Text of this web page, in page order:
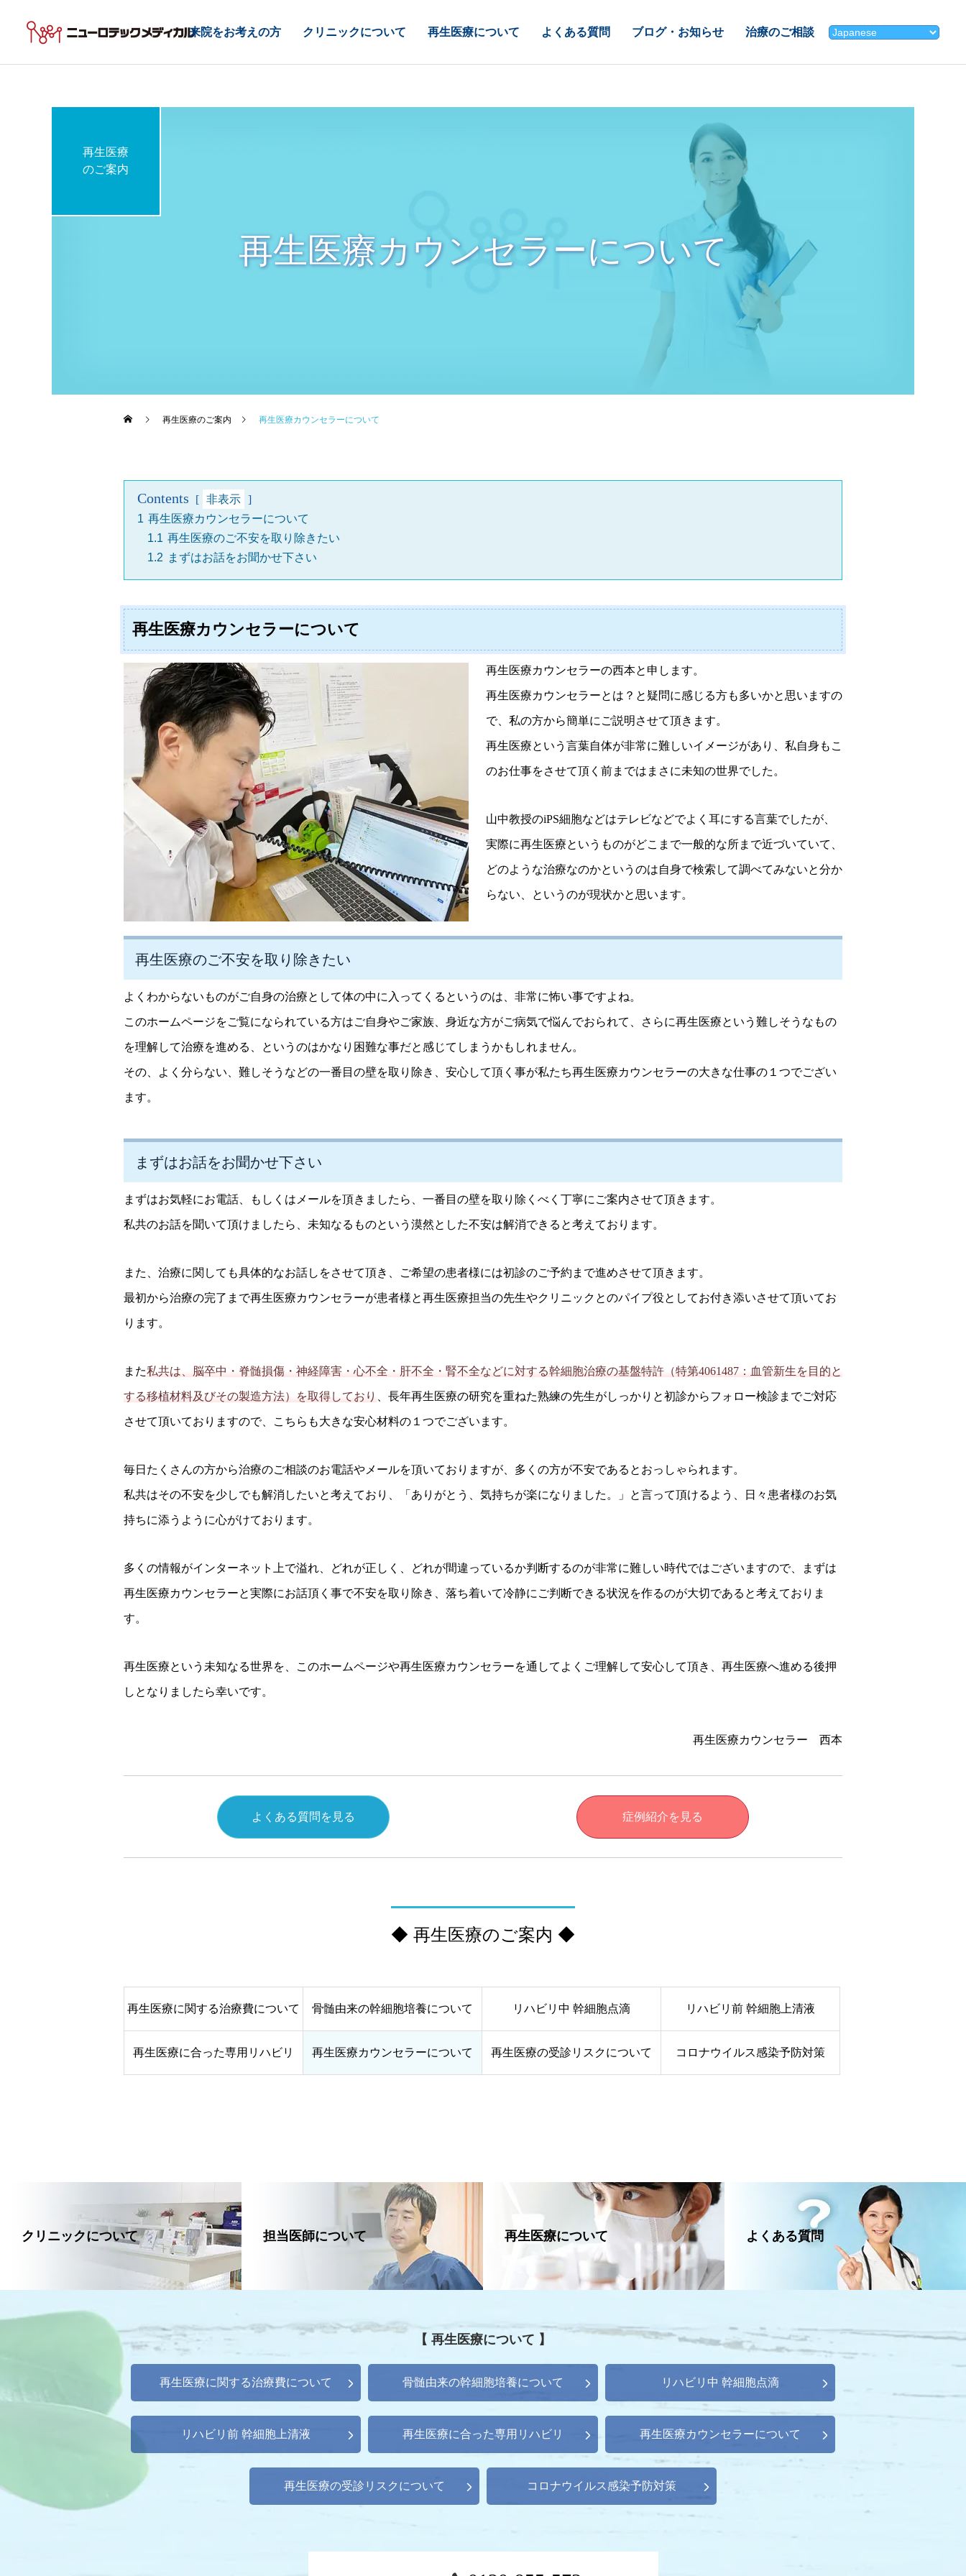
来院をお考えの方 クリニックについて 再生医療について よくある質問 ブログ・お知らせ 治療のご相談
再生医療カウンセラーについて
再生医療
のご案内
再生医療のご案内 再生医療カウンセラーについて
Contents
非表示
1 再生医療カウンセラーについて
1.1 再生医療のご不安を取り除きたい
1.2 まずはお話をお聞かせ下さい
再生医療カウンセラーについて
再生医療カウンセラーの西本と申します。
再生医療カウンセラーとは？と疑問に感じる方も多いかと思いますの
で、私の方から簡単にご説明させて頂きます。
再生医療という言葉自体が非常に難しいイメージがあり、私自身もこ
のお仕事をさせて頂く前まではまさに未知の世界でした。
山中教授のiPS細胞などはテレビなどでよく耳にする言葉でしたが、
実際に再生医療というものがどこまで一般的な所まで近づいていて、
どのような治療なのかというのは自身で検索して調べてみないと分か
らない、というのが現状かと思います。
再生医療のご不安を取り除きたい
よくわからないものがご自身の治療として体の中に入ってくるというのは、非常に怖い事ですよね。
このホームページをご覧になられている方はご自身やご家族、身近な方がご病気で悩んでおられて、さらに再生医療という難しそうなもの
を理解して治療を進める、というのはかなり困難な事だと感じてしまうかもしれません。
その、よく分らない、難しそうなどの一番目の壁を取り除き、安心して頂く事が私たち再生医療カウンセラーの大きな仕事の１つでござい
ます。
まずはお話をお聞かせ下さい
まずはお気軽にお電話、もしくはメールを頂きましたら、一番目の壁を取り除くべく丁寧にご案内させて頂きます。
私共のお話を聞いて頂けましたら、未知なるものという漠然とした不安は解消できると考えております。
また、治療に関しても具体的なお話しをさせて頂き、ご希望の患者様には初診のご予約まで進めさせて頂きます。
最初から治療の完了まで再生医療カウンセラーが患者様と再生医療担当の先生やクリニックとのパイプ役としてお付き添いさせて頂いてお
ります。
また私共は、脳卒中・脊髄損傷・神経障害・心不全・肝不全・腎不全などに対する幹細胞治療の基盤特許（特第4061487：血管新生を目的と
する移植材料及びその製造方法）を取得しており 、長年再生医療の研究を重ねた熟練の先生がしっかりと初診からフォロー検診までご対応
させて頂いておりますので、こちらも大きな安心材料の１つでございます。
毎日たくさんの方から治療のご相談のお電話やメールを頂いておりますが、多くの方が不安であるとおっしゃられます。
私共はその不安を少しでも解消したいと考えており、「ありがとう、気持ちが楽になりました。」と言って頂けるよう、日々患者様のお気
持ちに添うように心がけております。
多くの情報がインターネット上で溢れ、どれが正しく、どれが間違っているか判断するのが非常に難しい時代ではございますので、まずは
再生医療カウンセラーと実際にお話頂く事で不安を取り除き、落ち着いて冷静にご判断できる状況を作るのが大切であると考えておりま
す。
再生医療という未知なる世界を、このホームページや再生医療カウンセラーを通してよくご理解して安心して頂き、再生医療へ進める後押
しとなりましたら幸いです。
再生医療カウンセラー 西本
よくある質問を見る 症例紹介を見る
◆ 再生医療のご案内 ◆
再生医療に関する治療費について 骨髄由来の幹細胞培養について リハビリ中 幹細胞点滴 リハビリ前 幹細胞上清液
再生医療に合った専用リハビリ 再生医療カウンセラーについて 再生医療の受診リスクについて コロナウイルス感染予防対策
クリニックについて 担当医師について 再生医療について よくある質問
【 再生医療について 】
再生医療に関する治療費について 骨髄由来の幹細胞培養について リハビリ中 幹細胞点滴
リハビリ前 幹細胞上清液 再生医療に合った専用リハビリ 再生医療カウンセラーについて
再生医療の受診リスクについて コロナウイルス感染予防対策